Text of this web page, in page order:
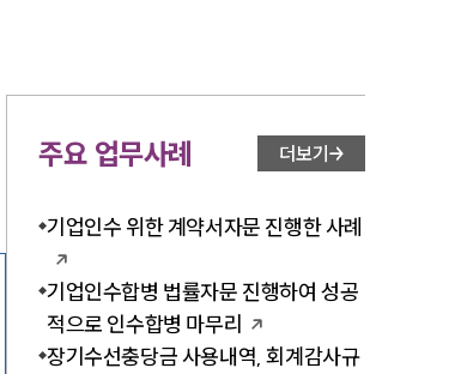
주요 업무사례 더보기
기업인수 위한 계약서자문 진행한 사례
기업인수합병 법률자문 진행하여 성공
적으로 인수합병 마무리
장기수선충당금 사용내역, 회계감사규